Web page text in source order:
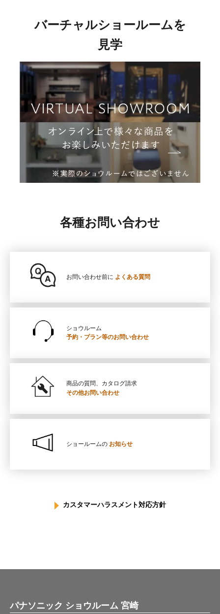
バーチャルショールームを
見学
各種お問い合わせ
お問い合わせ前に よくある質問
ショウルーム
予約・プラン等のお問い合わせ
商品の質問、カタログ請求
その他お問い合わせ
ショールームの お知らせ
カスタマーハラスメント対応方針
パナソニック ショウルーム 宮崎